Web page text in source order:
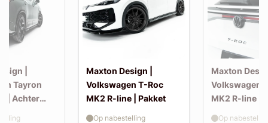
|
Tayron
| Achter
Maxton Design |
Volkswagen T-Roc
MK2 R-line | Pakket
Op nabestelling
Maxton
Volkswagen
MK2 R-line |
Op